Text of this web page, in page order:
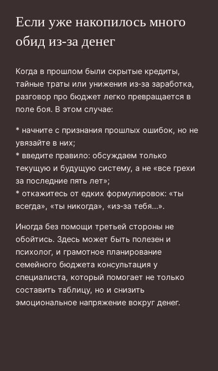
Если уже накопилось много
обид из‑за денег
Когда в прошлом были скрытые кредиты,
тайные траты или унижения из‑за заработка,
разговор про бюджет легко превращается в
поле боя. В этом случае:
* начните с признания прошлых ошибок, но не
увязайте в них;
* введите правило: обсуждаем только
текущую и будущую систему, а не «все грехи
за последние пять лет»;
* откажитесь от едких формулировок: «ты
всегда», «ты никогда», «из‑за тебя…».
Иногда без помощи третьей стороны не
обойтись. Здесь может быть полезен и
психолог, и грамотное планирование
семейного бюджета консультация у
специалиста, который помогает не только
составить таблицу, но и снизить
эмоциональное напряжение вокруг денег.